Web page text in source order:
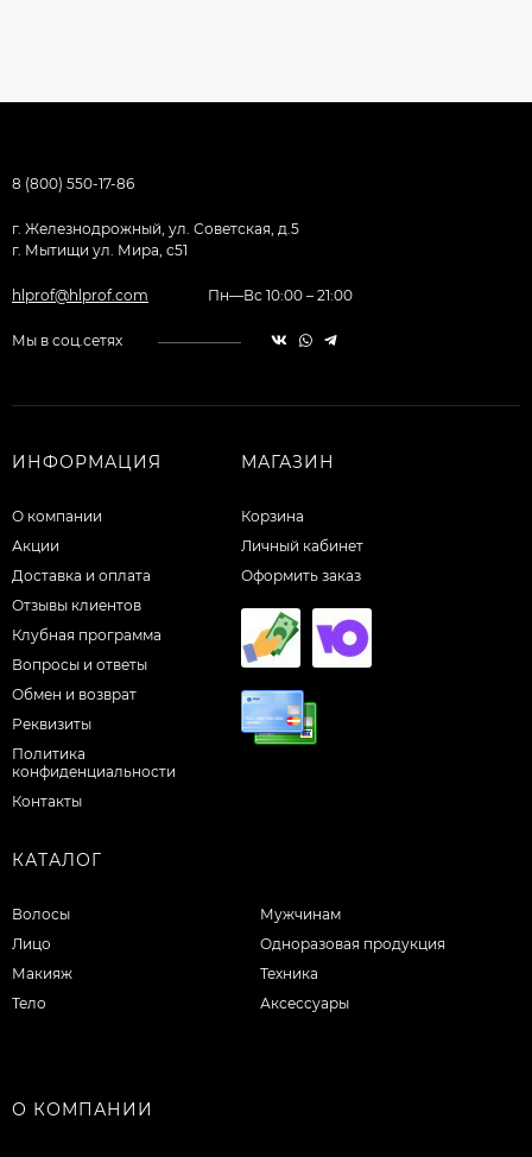
8 (800) 550-17-86
г. Железнодрожный, ул. Советская, д.5
г. Мытищи ул. Мира, с51
hlprof@hlprof.com Пн—Вс 10:00 – 21:00
Мы в соц.сетях
ИНФОРМАЦИЯ
О компании
Акции
Доставка и оплата
Отзывы клиентов
Клубная программа
Вопросы и ответы
Обмен и возврат
Реквизиты
Политика
конфиденциальности
Контакты
МАГАЗИН
Корзина
Личный кабинет
Оформить заказ
КАТАЛОГ
Волосы
Лицо
Макияж
Тело
Мужчинам
Одноразовая продукция
Техника
Аксессуары
О КОМПАНИИ